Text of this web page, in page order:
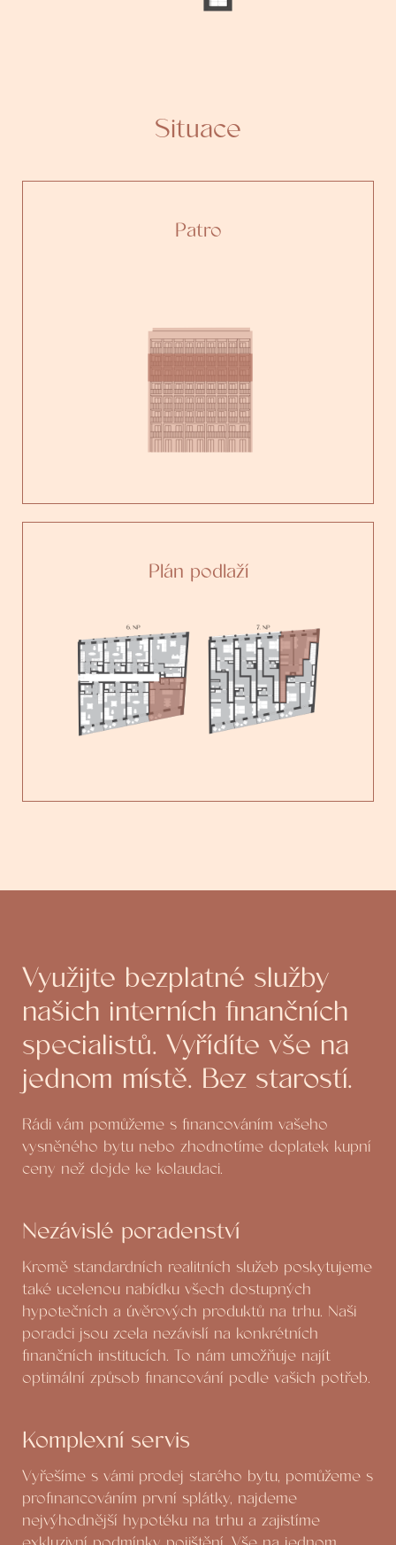
Situace
Patro
Plán podlaží
Využijte bezplatné služby
našich interních finančních
specialistů. Vyřídíte vše na
jednom místě. Bez starostí.
Rádi vám pomůžeme s financováním vašeho
vysněného bytu nebo zhodnotíme doplatek kupní
ceny než dojde ke kolaudaci.
Nezávislé poradenství
Kromě standardních realitních služeb poskytujeme
také ucelenou nabídku všech dostupných
hypotečních a úvěrových produktů na trhu. Naši
poradci jsou zcela nezávislí na konkrétních
finančních institucích. To nám umožňuje najít
optimální způsob financování podle vašich potřeb.
Komplexní servis
Vyřešíme s vámi prodej starého bytu, pomůžeme s
profinancováním první splátky, najdeme
nejvýhodnější hypotéku na trhu a zajistíme